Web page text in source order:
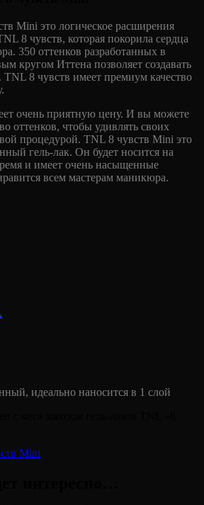
Mini это логическое расширения
8 чувств, которая покорила сердца
350 оттенков разработанных в
кругом Иттена позволяет создавать
8 чувств имеет премиум качество
очень приятную цену. И вы можете
оттенков, чтобы удивлять своих
процедурой. TNL 8 чувств Mini это
гель-лак. Он будет носится на
и имеет очень насыщенные
всем мастерам маникюра.
идеально наносится в 1 слой